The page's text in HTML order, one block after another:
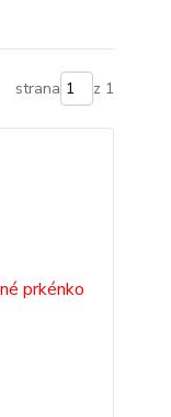
strana z 1